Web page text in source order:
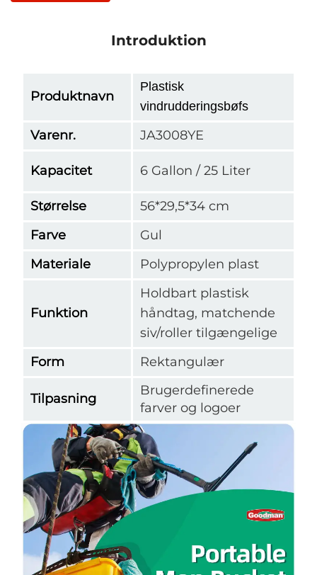
Introduktion
Produktnavn
Plastisk
vindrudderingsbøfs
Varenr. JA3008YE
Kapacitet 6 Gallon / 25 Liter
Størrelse
56*29,5*34 cm
Farve
Gul
Materiale
Polypropylen plast
Funktion
Holdbart plastisk
håndtag, matchende
siv/roller tilgængelige
Form
Rektangulær
Tilpasning
Brugerdefinerede
farver og logoer